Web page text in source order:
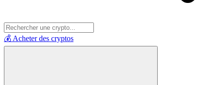
💰 Acheter des cryptos